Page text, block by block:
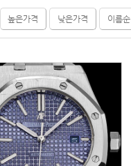
높은가격 낮은가격 이름순